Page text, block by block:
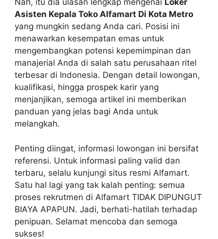
Nah, itu dia ulasan lengkap mengenai Loker
Asisten Kepala Toko Alfamart Di Kota Metro
yang mungkin sedang Anda cari. Posisi ini
menawarkan kesempatan emas untuk
mengembangkan potensi kepemimpinan dan
manajerial Anda di salah satu perusahaan ritel
terbesar di Indonesia. Dengan detail lowongan,
kualifikasi, hingga prospek karir yang
menjanjikan, semoga artikel ini memberikan
panduan yang jelas bagi Anda untuk
melangkah.
Penting diingat, informasi lowongan ini bersifat
referensi. Untuk informasi paling valid dan
terbaru, selalu kunjungi situs resmi Alfamart.
Satu hal lagi yang tak kalah penting: semua
proses rekrutmen di Alfamart TIDAK DIPUNGUT
BIAYA APAPUN. Jadi, berhati-hatilah terhadap
penipuan. Selamat mencoba dan semoga
sukses!